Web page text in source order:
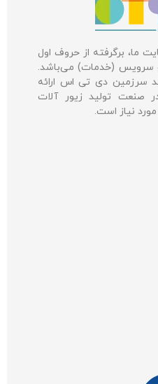
ما، برگرفته از حروف اول
و سرویس (خدمات) می‌باشد.
سرزمین دی تی اس ارائه
صنعت تولید زیور آلات
نیاز است.